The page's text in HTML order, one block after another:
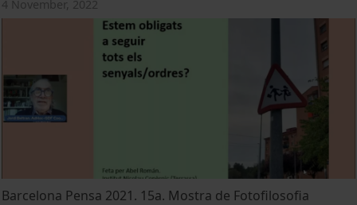
4 November, 2022
Barcelona Pensa 2021. 15a. Mostra de Fotofilosofia